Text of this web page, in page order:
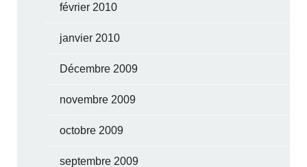
février 2010
janvier 2010
Décembre 2009
novembre 2009
octobre 2009
septembre 2009